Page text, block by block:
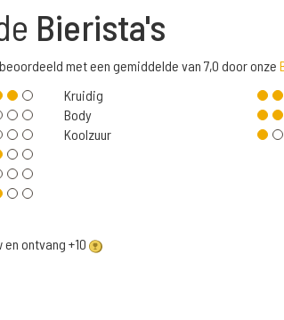
Bierista's
met een gemiddelde van 7,0 door onze
Kruidig
Body
Koolzuur
ontvang +10